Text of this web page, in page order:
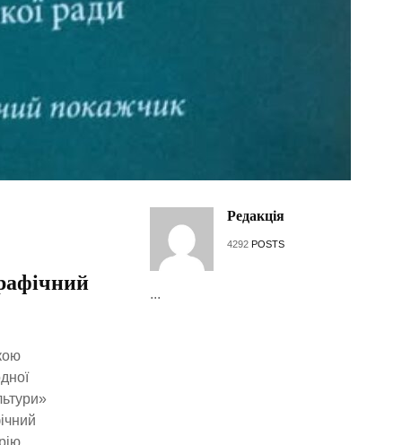
Редакція
4292 POSTS
...